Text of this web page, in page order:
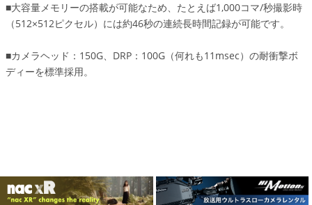
■大容量メモリーの搭載が可能なため、たとえば1,000コマ/秒撮影時
（512×512ピクセル）には約46秒の連続長時間記録が可能です。
■カメラヘッド：150G、DRP：100G（何れも11msec）の耐衝撃ボ
ディーを標準採用。